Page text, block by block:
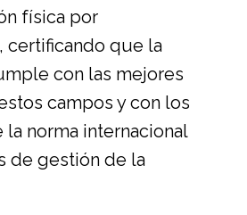
física por
certificando que la
con las mejores
campos y con los
norma internacional
de gestión de la